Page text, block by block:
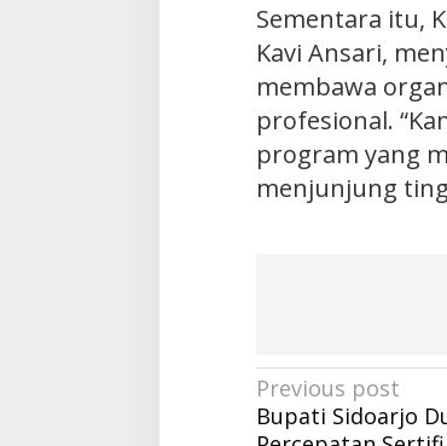
Sementara itu,
Kavi Ansari,
membawa
profesional.
program yang
menjunjung
Post
navigation
Previous post
Bupati Sidoarjo